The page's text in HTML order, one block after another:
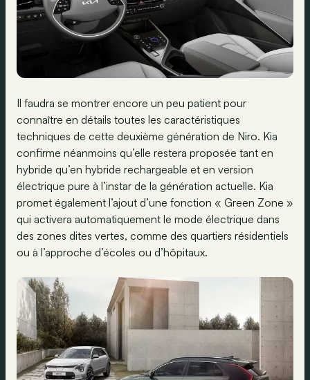
Il faudra se montrer encore un peu patient pour
connaître en détails toutes les caractéristiques
techniques de cette deuxième génération de Niro. Kia
confirme néanmoins qu’elle restera proposée tant en
hybride qu’en hybride rechargeable et en version
électrique pure à l’instar de la génération actuelle. Kia
promet également l’ajout d’une fonction « Green Zone »
qui activera automatiquement le mode électrique dans
des zones dites vertes, comme des quartiers résidentiels
ou à l’approche d’écoles ou d’hôpitaux.